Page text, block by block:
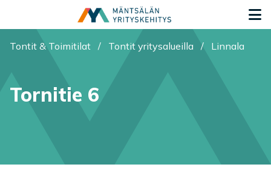
Olet tässä:
Tontit & Toimitilat / Tontit yritysalueilla / Linnala
Tornitie 6
Toimipaikan sijainti kartalla